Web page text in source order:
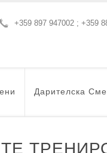
+359 897 947002 ; +359
Дарителска